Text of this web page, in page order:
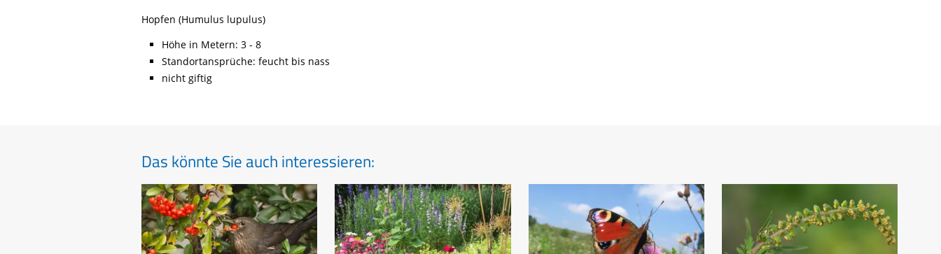
Hopfen (Humulus lupulus)
Höhe in Metern: 3 - 8
Standortansprüche: feucht bis nass
nicht giftig
Das könnte Sie auch interessieren: